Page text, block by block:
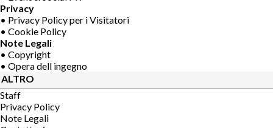
Privacy
• Privacy Policy per i Visitatori
• Cookie Policy
Note Legali
• Copyright
• Opera dell ingegno
ALTRO
Staff
Privacy Policy
Note Legali